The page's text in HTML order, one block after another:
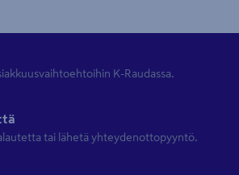
K-Raudassa.
tai lähetä yhteydenottopyyntö.